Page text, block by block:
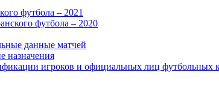
футбола – 2021
футбола – 2020
данные матчей
назначения
игроков и официальных лиц футбольных